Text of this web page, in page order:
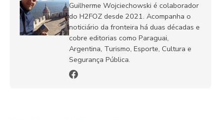
Guilherme Wojciechowski é colaborador
do H2FOZ desde 2021. Acompanha o
noticiário da fronteira há duas décadas e
cobre editorias como Paraguai,
Argentina, Turismo, Esporte, Cultura e
Segurança Pública.